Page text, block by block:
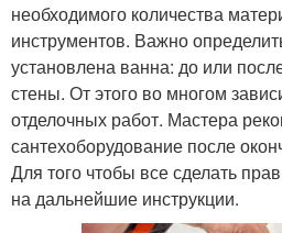
необходимого количества
инструментов. Важно
установлена ванна: до или
стены. От этого во многом
отделочных работ. Мастера
сантехоборудование после
Для того чтобы все сделать
на дальнейшие инструкции.